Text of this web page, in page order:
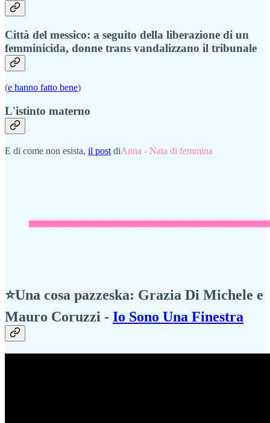
Città del messico: a seguito della liberazione di un
femminicida, donne trans vandalizzano il tribunale
(e hanno fatto bene)
L'istinto materno
E di come non esista, il post diAnna - Nata di femmina
⭐Una cosa pazzeska: Grazia Di Michele e
Mauro Coruzzi - Io Sono Una Finestra